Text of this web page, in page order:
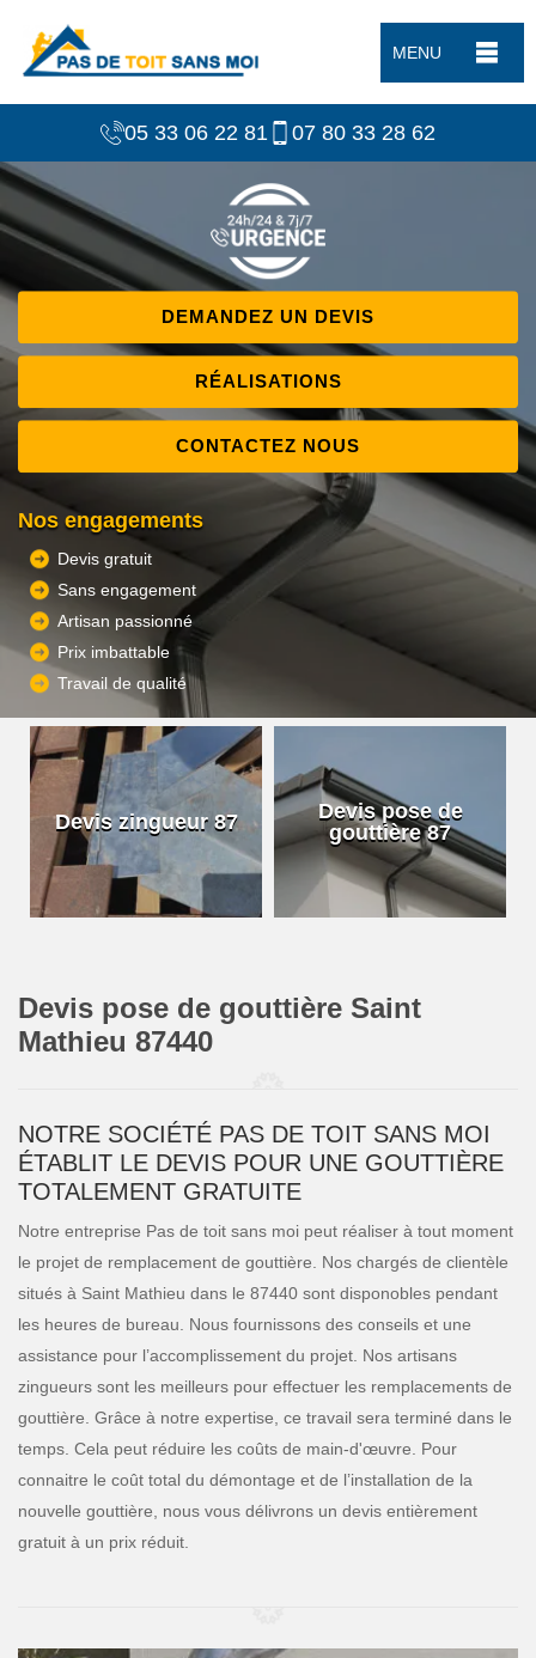
MENU
05 33 06 22 81 07 80 33 28 62
DEMANDEZ UN DEVIS
RÉALISATIONS
CONTACTEZ NOUS
Nos engagements
Devis gratuit
Sans engagement
Artisan passionné
Prix imbattable
Travail de qualité
Devis zingueur 87
Devis pose de
gouttière 87
Devis pose de gouttière Saint
Mathieu 87440
NOTRE SOCIÉTÉ PAS DE TOIT SANS MOI
ÉTABLIT LE DEVIS POUR UNE GOUTTIÈRE
TOTALEMENT GRATUITE
Notre entreprise Pas de toit sans moi peut réaliser à tout moment
le projet de remplacement de gouttière. Nos chargés de clientèle
situés à Saint Mathieu dans le 87440 sont disponobles pendant
les heures de bureau. Nous fournissons des conseils et une
assistance pour l’accomplissement du projet. Nos artisans
zingueurs sont les meilleurs pour effectuer les remplacements de
gouttière. Grâce à notre expertise, ce travail sera terminé dans le
temps. Cela peut réduire les coûts de main-d'œuvre. Pour
connaitre le coût total du démontage et de l’installation de la
nouvelle gouttière, nous vous délivrons un devis entièrement
gratuit à un prix réduit.